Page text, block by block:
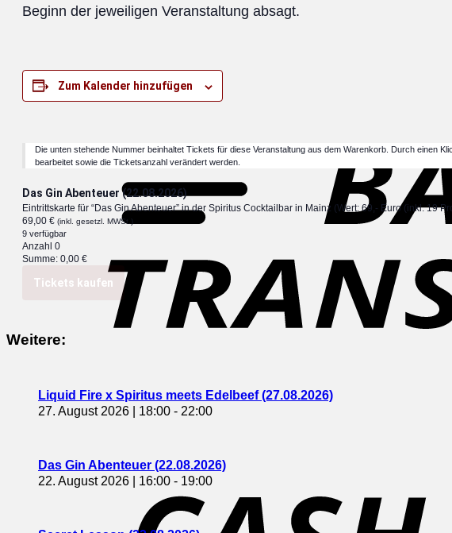
Beginn der jeweiligen Veranstaltung absagt.
Zum Kalender hinzufügen
Die unten stehende Nummer beinhaltet Tickets für diese Veranstaltung aus dem Warenkorb. Durch einen
bearbeitet sowie die Ticketsanzahl verändert werden.
Das Gin Abenteuer (22.08.2026)
Eintrittskarte für “Das Gin Abenteuer” in der Spiritus Cocktailbar in Mainz (Wert: 69,- Euro (inkl. 19
69,00 € (inkl. gesetzl. MWSt.)
9 verfügbar
Anzahl 0
Summe: 0,00 €
Tickets kaufen
Weitere:
Liquid Fire x Spiritus meets Edelbeef (27.08.2026)
27. August 2026 | 18:00 - 22:00
Das Gin Abenteuer (22.08.2026)
22. August 2026 | 16:00 - 19:00